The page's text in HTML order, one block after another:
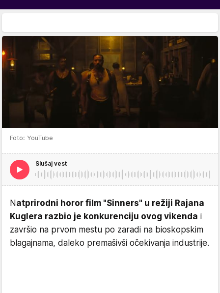
Foto: YouTube
Slušaj vest
N atprirodni horor film "Sinners" u režiji Rajana
Kuglera razbio je konkurenciju ovog vikenda i
završio na prvom mestu po zaradi na bioskopskim
blagajnama, daleko premašivši očekivanja industrije.